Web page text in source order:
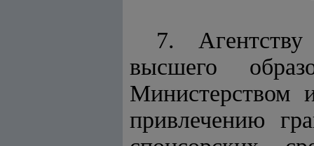
7.
высшего
Министерством
привлечению